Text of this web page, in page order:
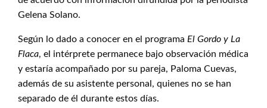
Gelena Solano.
Según lo dado a conocer en el programa El Gordo y La
Flaca, el intérprete permanece bajo observación médica
y estaría acompañado por su pareja, Paloma Cuevas,
además de su asistente personal, quienes no se han
separado de él durante estos días.